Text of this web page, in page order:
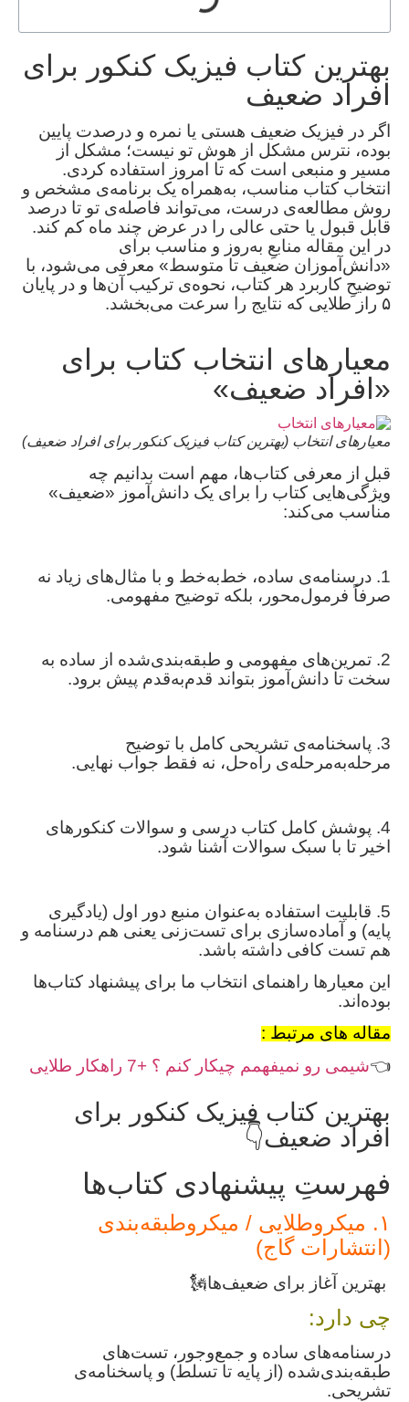
بهترین کتاب فیزیک کنکور برای
افراد ضعیف
اگر در فیزیک ضعیف هستی یا نمره‌ و درصدت پایین
بوده، نترس مشکل از هوش تو نیست؛ مشکل از
مسیر و منبعی است که تا امروز استفاده کردی.
انتخاب کتاب مناسب، به‌همراه یک برنامه‌ی مشخص و
روش مطالعه‌ی درست، می‌تواند فاصله‌ی تو تا درصد
قابل قبول یا حتی عالی را در عرض چند ماه کم کند.
در این مقاله منابعِ به‌روز و مناسب برای
«دانش‌آموزان ضعیف تا متوسط» معرفی می‌شود، با
توضیحِ کاربرد هر کتاب، نحوه‌ی ترکیب آن‌ها و در پایان
۵ راز طلایی که نتایج را سرعت می‌بخشد.
معیارهای انتخاب کتاب برای
«افراد ضعیف»
معیارهای انتخاب (بهترین کتاب فیزیک کنکور برای افراد ضعیف)
قبل از معرفی کتاب‌ها، مهم است بدانیم چه
ویژگی‌هایی کتاب را برای یک دانش‌آموز «ضعیف»
مناسب می‌کند:
1. درسنامه‌ی ساده، خط‌به‌خط و با مثال‌های زیاد نه
صرفاً فرمول‌محور، بلکه توضیح مفهومی.
2. تمرین‌های مفهومی و طبقه‌بندی‌شده از ساده به
سخت تا دانش‌آموز بتواند قدم‌به‌قدم پیش برود.
3. پاسخنامه‌ی تشریحی کامل با توضیح
مرحله‌به‌مرحله‌ی راه‌حل، نه فقط جواب نهایی.
4. پوشش کامل کتاب درسی و سوالات کنکورهای
اخیر تا با سبک سوالات آشنا شود.
5. قابلیت استفاده به‌عنوان منبع دور اول (یادگیری
پایه) و آماده‌سازی برای تست‌زنی یعنی هم درسنامه و
هم تست کافی داشته باشد.
این معیارها راهنمای انتخاب ما برای پیشنهاد کتاب‌ها
بوده‌اند.
مقاله های مرتبط :
👈شیمی رو نمیفهمم چیکار کنم ؟ +7 راهکار طلایی
بهترین کتاب فیزیک کنکور برای
افراد ضعیف👇
فهرستِ پیشنهادی کتاب‌ها
۱. میکروطلایی / میکروطبقه‌بندی
(انتشارات گاج)
بهترین آغاز برای ضعیف‌ها🗽
چی دارد:
درسنامه‌های ساده و جمع‌وجور، تست‌های
طبقه‌بندی‌شده (از پایه تا تسلط) و پاسخنامه‌ی
تشریحی.